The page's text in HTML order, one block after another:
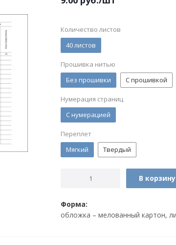
Количество листов
40 листов
Прошивка нитью
Без прошивки
С прошивкой
Нумерация страниц
С нумерацией
Переплет
Мягкий
Твердый
В корзину
Форма:
обложка – мелованный картон,